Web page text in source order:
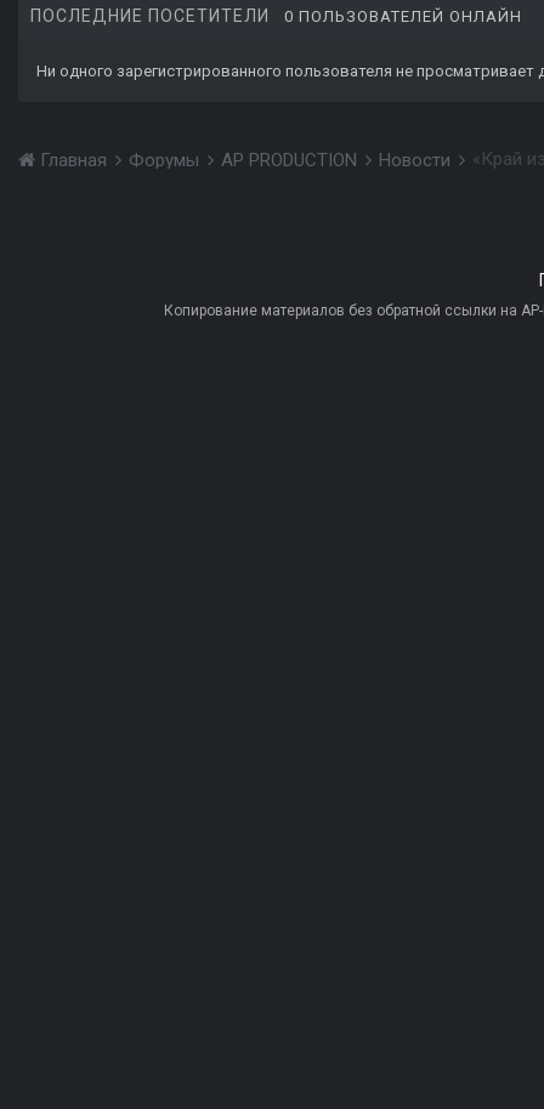
ПОСЛЕДНИЕ ПОСЕТИТЕЛИ 0 ПОЛЬЗОВАТЕЛЕЙ ОНЛАЙН
Ни одного зарегистрированного пользователя не просматривает
Главная Форумы AP PRODUCTION Новости «Край
Копирование материалов без обратной ссылки на